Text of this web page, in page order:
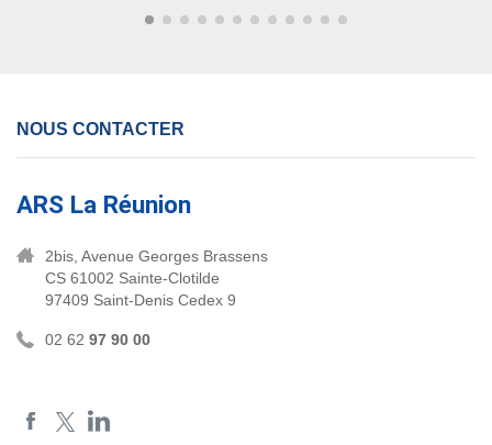
NOUS CONTACTER
ARS La Réunion
2bis, Avenue Georges Brassens
CS 61002 Sainte-Clotilde
97409 Saint-Denis Cedex 9
02 62 97 90 00